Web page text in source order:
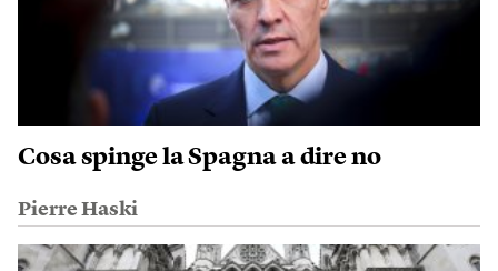
Cosa spinge la Spagna a dire no
Pierre Haski